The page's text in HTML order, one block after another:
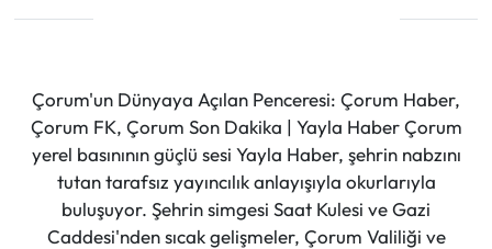
Çorum'un Dünyaya Açılan Penceresi: Çorum Haber,
Çorum FK, Çorum Son Dakika | Yayla Haber Çorum
yerel basınının güçlü sesi Yayla Haber, şehrin nabzını
tutan tarafsız yayıncılık anlayışıyla okurlarıyla
buluşuyor. Şehrin simgesi Saat Kulesi ve Gazi
Caddesi'nden sıcak gelişmeler, Çorum Valiliği ve